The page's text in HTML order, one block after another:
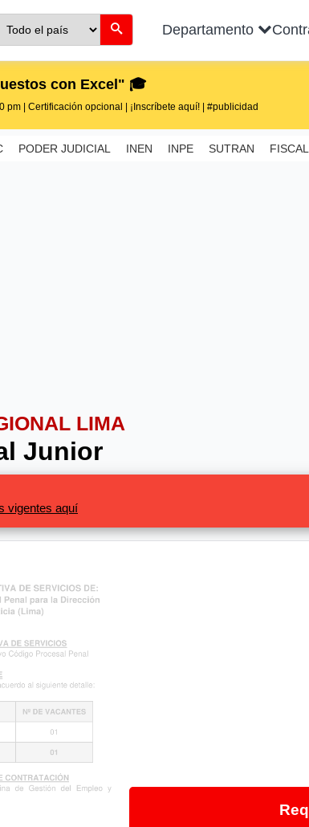
Departamento
con Excel" 🎓
| Certificación opcional | ¡Inscríbete aquí! | #publicidad
PODER JUDICIAL INEN INPE SUTRAN
LIMA
Junior
vigentes aquí